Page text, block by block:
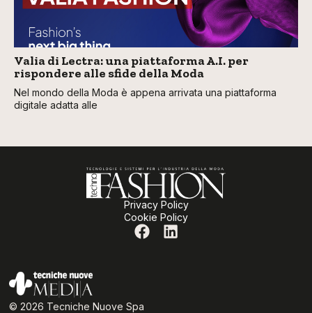
Valia di Lectra: una piattaforma A.I. per
rispondere alle sfide della Moda
Nel mondo della Moda è appena arrivata una piattaforma
digitale adatta alle
Privacy Policy
Cookie Policy
© 2026 Tecniche Nuove Spa